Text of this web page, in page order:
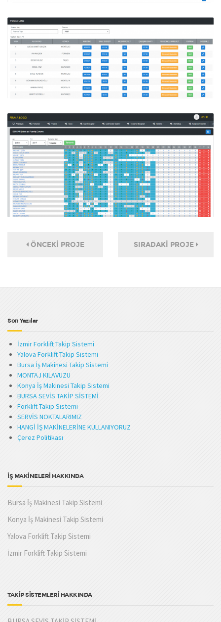
ÖNCEKI PROJE SIRADAKI PROJE
Son Yazılar
İzmir Forklift Takip Sistemi
Yalova Forklift Takip Sistemi
Bursa İş Makinesi Takip Sistemi
MONTAJ KILAVUZU
Konya İş Makinesi Takip Sistemi
BURSA SEVİS TAKİP SİSTEMİ
Forklift Takip Sistemi
SERVİS NOKTALARIMIZ
HANGİ İŞ MAKİNELERİNE KULLANIYORUZ
Çerez Politikası
İŞ MAKİNELERİ HAKKINDA
Bursa İş Makinesi Takip Sistemi
Konya İş Makinesi Takip Sistemi
Yalova Forklift Takip Sistemi
İzmir Forklift Takip Sistemi
TAKİP SİSTEMLERİ HAKKINDA